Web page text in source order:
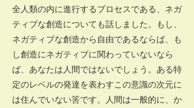
全人類の内に進行するプロセスである、ネガ
ティブな創造についても話しました。もし、
ネガティブな創造から自由であるならば、も
し創造にネガティブに関わっていないなら
ば、あなたは人間ではないでしょう。ある特
定のレベルの発達を表わすこの意識の次元に
は住んでいない筈です。人間は一般的に、か